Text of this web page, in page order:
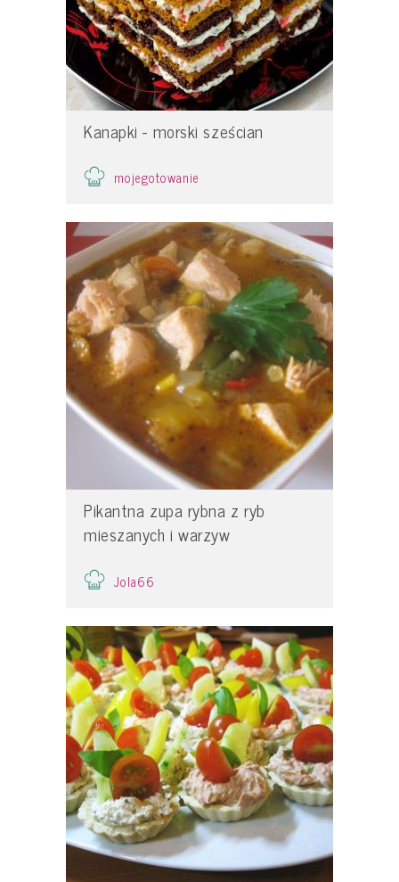
Kanapki - morski sześcian
mojegotowanie
Pikantna zupa rybna z ryb
mieszanych i warzyw
Jola66